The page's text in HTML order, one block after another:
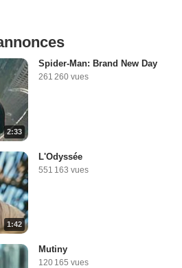
2:33
Spider-Man: Brand New Day
261 260 vues
1:42
L'Odyssée
551 163 vues
Mutiny
120 165 vues